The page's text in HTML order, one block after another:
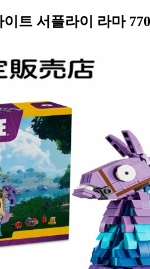
트 서플라이 라마